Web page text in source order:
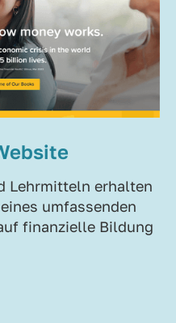
Lehrmitteln erhalten
umfassenden
finanzielle Bildung